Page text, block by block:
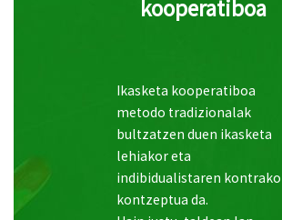
bultzatzen duen ikasketa
Hain justu, taldean lan
egitea, kideen arteko
solidaritatea eta ikasleak
bere ikasketa prozesuan
parte hartze autonomoa
izatea garatu nahi duen